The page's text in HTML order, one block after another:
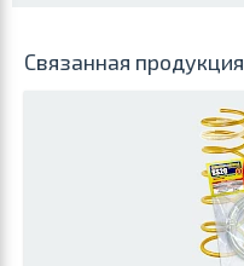
Связанная продукция